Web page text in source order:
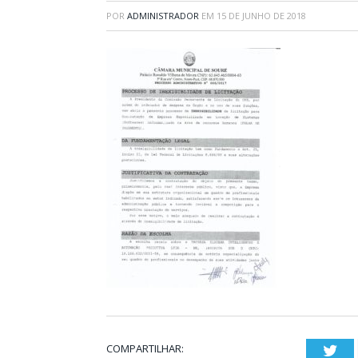
POR ADMINISTRADOR EM 15 DE JUNHO DE 2018
COMPARTILHAR: